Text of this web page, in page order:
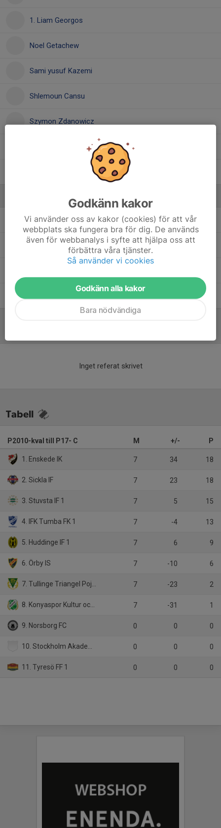
1. Liam Georgos
Noel Getachew
Sami yusuf Kazemi
Shlemoun Cansu
Szymon Zdanowicz
Alican GültekinHuvudtränare
Emir TaylanAssisterande tränare
Inget referat skrivet
Tabell
P2010-kval till P17- C M +/- P
1. Enskede IK 7 34 18
2. Sickla IF 7 23 18
3. Stuvsta IF 1 7 5 15
4. IFK Tumba FK 1 7 -4 13
5. Huddinge IF 1 7 6 9
6. Örby IS 7 -10 6
7. Tullinge Triangel Pojkar FK 1 7 -23 2
8. Konyaspor Kultur och IF P-2010 7 -31 1
9. Norsborg FC 0 0 0
10. Stockholm Akademisk FK 1 0 0 0
11. Tyresö FF 1 0 0 0
Godkänn kakor
Vi använder oss av kakor (cookies) för att vår
webbplats ska fungera bra för dig. De används
även för webbanalys i syfte att hjälpa oss att
förbättra våra tjänster.
Så använder vi cookies
Godkänn alla kakor
Bara nödvändiga